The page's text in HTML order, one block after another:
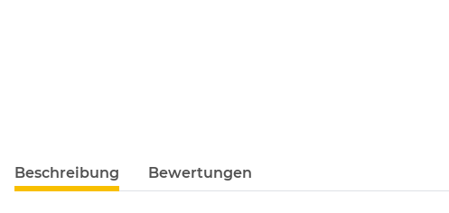
Beschreibung Bewertungen